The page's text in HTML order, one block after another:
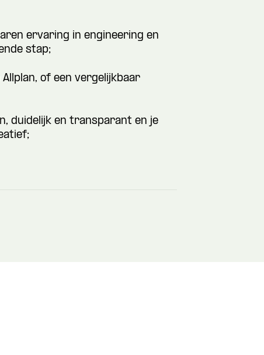
ervaring in engineering en
stap;
of een vergelijkbaar
duidelijk en transparant en je